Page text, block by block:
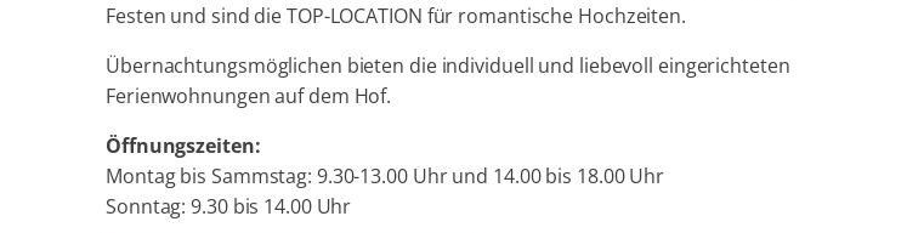
Festen und sind die TOP-LOCATION für romantische Hochzeiten.
Übernachtungsmöglichen bieten die individuell und liebevoll eingerichteten
Ferienwohnungen auf dem Hof.
Öffnungszeiten:
Montag bis Sammstag: 9.30-13.00 Uhr und 14.00 bis 18.00 Uhr
Sonntag: 9.30 bis 14.00 Uhr